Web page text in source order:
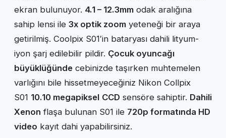
ekran bulunuyor. 4.1 – 12.3mm odak aralığına
sahip lensi ile 3x optik zoom yeteneği bir araya
getirilmiş. Coolpix S01′in bataryası dahili lityum-
iyon şarj edilebilir pildir. Çocuk oyuncağı
büyüklüğünde cebinizde taşırken muhtemelen
varlığını bile hissetmeyeceğiniz Nikon Collpix
S01 10.10 megapiksel CCD sensöre sahiptir. Dahili
Xenon flaşa bulunan S01 ile 720p formatında HD
video kayıt dahi yapabilirsiniz.